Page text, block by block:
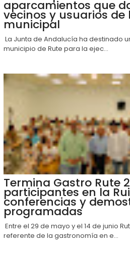
aparcamientos que
vecinos y usuarios de
municipal
La Junta de Andalucía ha destinado
municipio de Rute para la ejec...
Termina Gastro Rute
participantes en la
conferencias y
programadas
Entre el 29 de mayo y el 14 de junio
referente de la gastronomía en e...